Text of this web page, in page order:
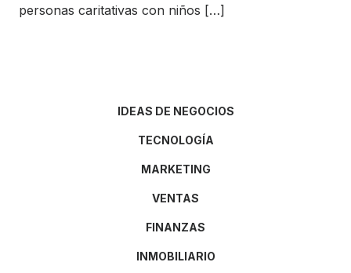
personas caritativas con niños […]
IDEAS DE NEGOCIOS
TECNOLOGÍA
MARKETING
VENTAS
FINANZAS
INMOBILIARIO